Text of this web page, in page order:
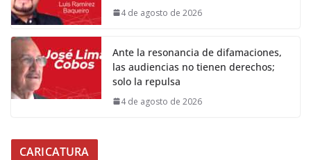
4 de agosto de 2026
Ante la resonancia de difamaciones,
las audiencias no tienen derechos;
solo la repulsa
4 de agosto de 2026
CARICATURA